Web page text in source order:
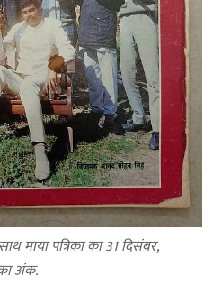
माया पत्रिका का 31 दिसंबर,
अंक.